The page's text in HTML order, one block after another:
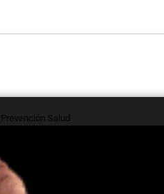
Prevención Salud
donación de sangre para
promover una cultura de